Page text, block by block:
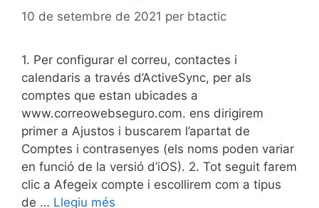
10 de setembre de 2021 per btactic
1. Per configurar el correu, contactes i
calendaris a través d’ActiveSync, per als
comptes que estan ubicades a
www.correowebseguro.com. ens dirigirem
primer a Ajustos i buscarem l’apartat de
Comptes i contrasenyes (els noms poden variar
en funció de la versió d’iOS). 2. Tot seguit farem
clic a Afegeix compte i escollirem com a tipus
de … Llegiu més